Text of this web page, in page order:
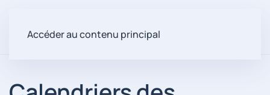
Accéder au contenu principal